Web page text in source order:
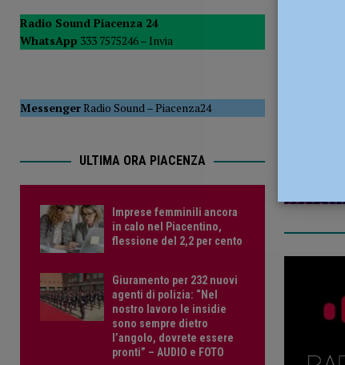
[ 5 Agosto 2026 ] Savino Orazzo è un nuovo
Radio Sound Piacenza 24
WhatsApp 333 7575246 – Invia
MessengerRadio Sound–Piacenza24
ULTIMA ORA PIACENZA
Imprese femminili ancora
in calo nel Piacentino,
flessione del 2,2 per cento
Giuramento per 232 nuovi
agenti di polizia: “Nel
nostro lavoro le insidie
sono sempre dietro
l’angolo, dovrete essere
pronti” – AUDIO e FOTO